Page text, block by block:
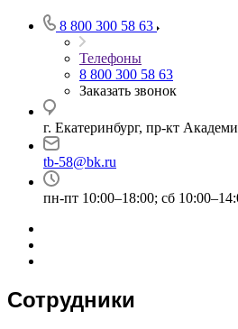
8 800 300 58 63
Телефоны
8 800 300 58 63
Заказать звонок
г. Екатеринбург, пр-кт
tb-58@bk.ru
пн-пт 10:00–18:00; сб
Сотрудники